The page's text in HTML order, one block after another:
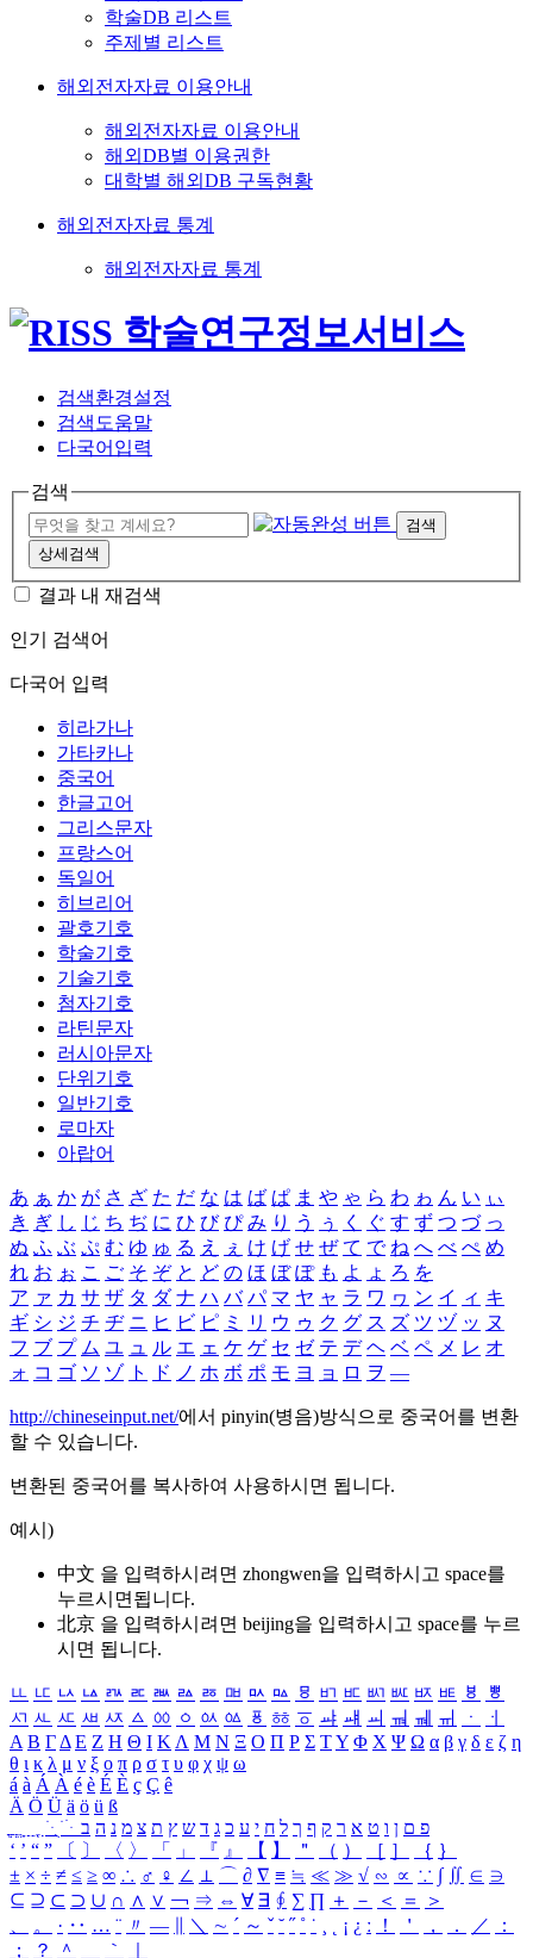
학술DB 리스트
주제별 리스트
해외전자자료 이용안내
해외전자자료 이용안내
해외DB별 이용권한
대학별 해외DB 구독현황
해외전자자료 통계
해외전자자료 통계
검색환경설정
검색도움말
다국어입력
검색
검색
상세검색
결과 내 재검색
인기 검색어
다국어 입력
히라가나
가타카나
중국어
한글고어
그리스문자
프랑스어
독일어
히브리어
괄호기호
학술기호
기술기호
첨자기호
라틴문자
러시아문자
단위기호
일반기호
로마자
아랍어
あ ぁ か が さ ざ た だ な は ば ぱ ま や ゃ ら わ ゎ ん い ぃ
き ぎ し じ ち ぢ に ひ び ぴ み り う ぅ く ぐ す ず つ づ っ
ぬ ふ ぶ ぷ む ゆ ゅ る え ぇ け げ せ ぜ て で ね へ べ ぺ め
れ お ぉ こ ご そ ぞ と ど の ほ ぼ ぽ も よ ょ ろ を
ア ァ カ サ ザ タ ダ ナ ハ バ パ マ ヤ ャ ラ ワ ヮ ン イ ィ キ
ギ シ ジ チ ヂ ニ ヒ ビ ピ ミ リ ウ ゥ ク グ ス ズ ツ ヅ ッ ヌ
フ ブ プ ム ユ ュ ル エ ェ ケ ゲ セ ゼ テ デ ヘ ベ ペ メ レ オ
ォ コ ゴ ソ ゾ ト ド ノ ホ ボ ポ モ ヨ ョ ロ ヲ ―
http://chineseinput.net/에서 pinyin(병음)방식으로 중국어를 변환
할 수 있습니다.
변환된 중국어를 복사하여 사용하시면 됩니다.
예시)
中文 을 입력하시려면 zhongwen을 입력하시고 space를
누르시면됩니다.
北京 을 입력하시려면 beijing을 입력하시고 space를 누르
시면 됩니다.
ㅥ ㅦ ㅧ ㅨ ㅩ ㅪ ㅫ ㅬ ㅭ ㅮ ㅯ ㅰ ㅱ ㅲ ㅳ ㅴ ㅵ ㅶ ㅷ ㅸ
ㅹ
ㅺ ㅻ ㅼ ㅽ ㅾ ㅿ ㆀ ㆁ ㆂ ㆃ ㆄ ㆅ ㆆ ㆇ ㆈ ㆉ ㆊ ㆋ ㆌ ㆍ
ㆎ
Α Β ΓΔ Ε Ζ Η Θ Ι ΚΛ Μ Ν Ξ Ο Π Ρ Σ ΤΥ Φ Χ Ψ Ω α β γ δ ε ζ η
θ ι κ λ μ ν ξ ο π ρ σ τ υ φ χ ψ ω
á à Á À é è É È ç Ç ê
Ä Ö Ü ä ö ü ß
ִֶֹ ֻּ ׁׂ פ ם ן ו ט א ר ק ף ך ל ח י ע כ ג ד ש ץ ת צ מ נ ה ב
‘ ’ “ ” 〔 〕 〈 〉 「 」 『 』 【 】 ＂ （ ） ［ ］ ｛ ｝
± × ÷ ≠ ≤ ≥ ∞ ∴ ♂ ♀ ∠ ⊥ ⌒ ∂ ∇ ≡ ≒ ≪ ≫ √ ∽ ∝ ∵ ∫ ∬ ∈ ∋
⊆ ⊇ ⊂ ⊃ ∪ ∩ ∧ ∨ ￢ ⇒ ⇔ ∀ ∃ ∮ ∑ ∏ ＋ － ＜ ＝
＞
、
。 · ‥ … ¨ 〃 ― ＼ ∼ ´ ～ ˇ ˘ ˝ ˚ ˙ ¸ ¡ ¿ ː ！ ＇ ， ． ／
：
；
？ ＾ ｀